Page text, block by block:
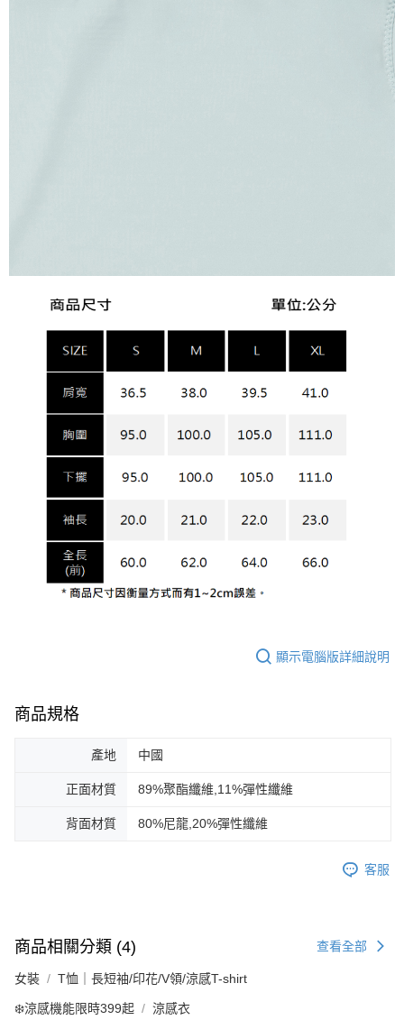
顯示電腦版詳細說明
商品規格
產地 中國
正面材質 89%聚酯纖維,11%彈性纖維
背面材質 80%尼龍,20%彈性纖維
客服
商品相關分類 (4) 查看全部
女裝 T恤｜長短袖/印花/V領/涼感T-shirt
❄️涼感機能限時399起 涼感衣